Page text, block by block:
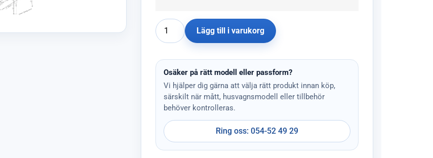
Lägg till i varukorg
Osäker på rätt modell eller passform?
Vi hjälper dig gärna att välja rätt produkt innan köp,
särskilt när mått, husvagnsmodell eller tillbehör
behöver kontrolleras.
Ring oss: 054-52 49 29